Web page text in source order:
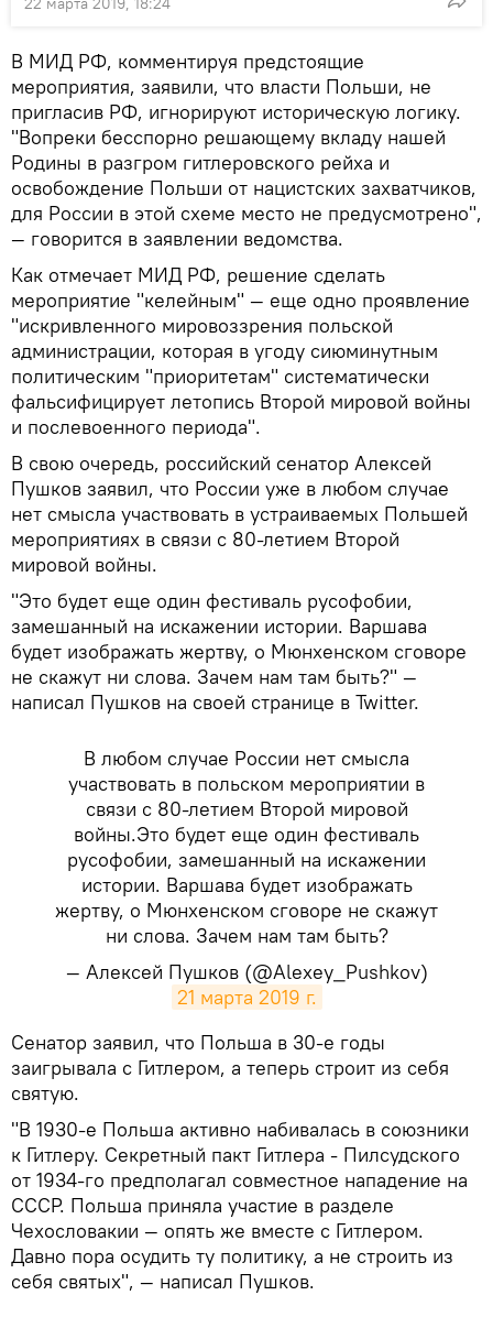
В МИД РФ, комментируя предстоящие
мероприятия, заявили, что власти Польши, не
пригласив РФ, игнорируют историческую логику.
"Вопреки бесспорно решающему вкладу нашей
Родины в разгром гитлеровского рейха и
освобождение Польши от нацистских захватчиков,
для России в этой схеме место не предусмотрено",
— говорится в заявлении ведомства.
Как отмечает МИД РФ, решение сделать
мероприятие "келейным" — еще одно проявление
"искривленного мировоззрения польской
администрации, которая в угоду сиюминутным
политическим "приоритетам" систематически
фальсифицирует летопись Второй мировой войны
и послевоенного периода".
В свою очередь, российский сенатор Алексей
Пушков заявил, что России уже в любом случае
нет смысла участвовать в устраиваемых Польшей
мероприятиях в связи с 80-летием Второй
мировой войны.
"Это будет еще один фестиваль русофобии,
замешанный на искажении истории. Варшава
будет изображать жертву, о Мюнхенском сговоре
не скажут ни слова. Зачем нам там быть?" —
написал Пушков на своей странице в Twitter.
В любом случае России нет смысла
участвовать в польском мероприятии в
связи с 80-летием Второй мировой
войны.Это будет еще один фестиваль
русофобии, замешанный на искажении
истории. Варшава будет изображать
жертву, о Мюнхенском сговоре не скажут
ни слова. Зачем нам там быть?
— Алексей Пушков (@Alexey_Pushkov)
21 марта 2019 г.
​Сенатор заявил, что Польша в 30-е годы
заигрывала с Гитлером, а теперь строит из себя
святую.
"В 1930-е Польша активно набивалась в союзники
к Гитлеру. Секретный пакт Гитлера - Пилсудского
от 1934-го предполагал совместное нападение на
СССР. Польша приняла участие в разделе
Чехословакии — опять же вместе с Гитлером.
Давно пора осудить ту политику, а не строить из
себя святых", — написал Пушков.